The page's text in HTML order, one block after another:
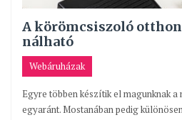
A körömcsiszoló
nálható
Webáruházak
Egyre többen készítik el magunknak a
egyaránt. Mostanában pedig